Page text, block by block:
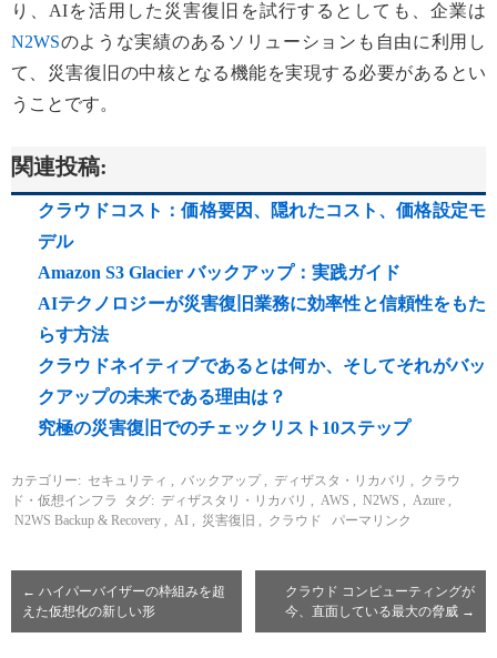
り、AIを活用した災害復旧を試行するとしても、企業は
N2WSのような実績のあるソリューションも自由に利用し
て、災害復旧の中核となる機能を実現する必要があるとい
うことです。
関連投稿:
クラウドコスト：価格要因、隠れたコスト、価格設定モ
デル
Amazon S3 Glacier バックアップ：実践ガイド
AIテクノロジーが災害復旧業務に効率性と信頼性をもた
らす方法
クラウドネイティブであるとは何か、そしてそれがバッ
クアップの未来である理由は？
究極の災害復旧でのチェックリスト10ステップ
カテゴリー: セキュリティ , バックアップ , ディザスタ・リカバリ , クラウ
ド・仮想インフラ
タグ: ディザスタリ・リカバリ , AWS , N2WS , Azure ,
N2WS Backup & Recovery , AI , 災害復旧 , クラウド パーマリンク
← ハイパーバイザーの枠組みを超
えた仮想化の新しい形
クラウド コンピューティングが
今、直面している最大の脅威 →